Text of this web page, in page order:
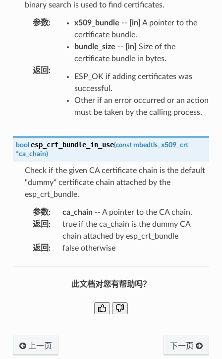
binary search is used to find certificates.
参数: x509_bundle -- [in] A pointer to the
certificate bundle.
bundle_size -- [in] Size of the
certificate bundle in bytes.
返回 :
ESP_OK if adding certificates was
successful.
Other if an error occurred or an action
must be taken by the calling process.
bool esp_crt_bundle_in_use(const mbedtls_x509_crt
*ca_chain)
Check if the given CA certificate chain is the default
"dummy" certificate chain attached by the
esp_crt_bundle.
参数: ca_chain-- A pointer to the CA chain.
返回 :
true if the ca_chain is the dummy CA
chain attached by esp_crt_bundle
返回 : false otherwise
此文档对您有帮助吗？
上一页 下一页